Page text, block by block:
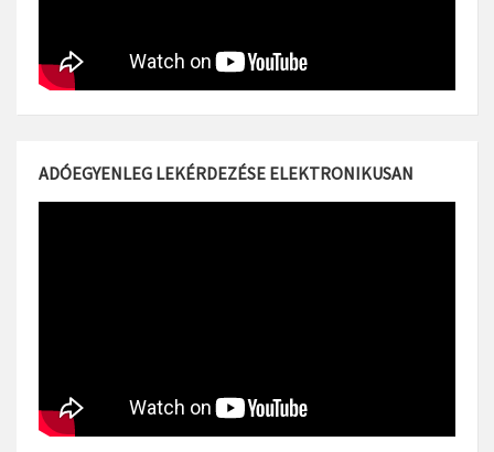
ADÓEGYENLEG LEKÉRDEZÉSE ELEKTRONIKUSAN